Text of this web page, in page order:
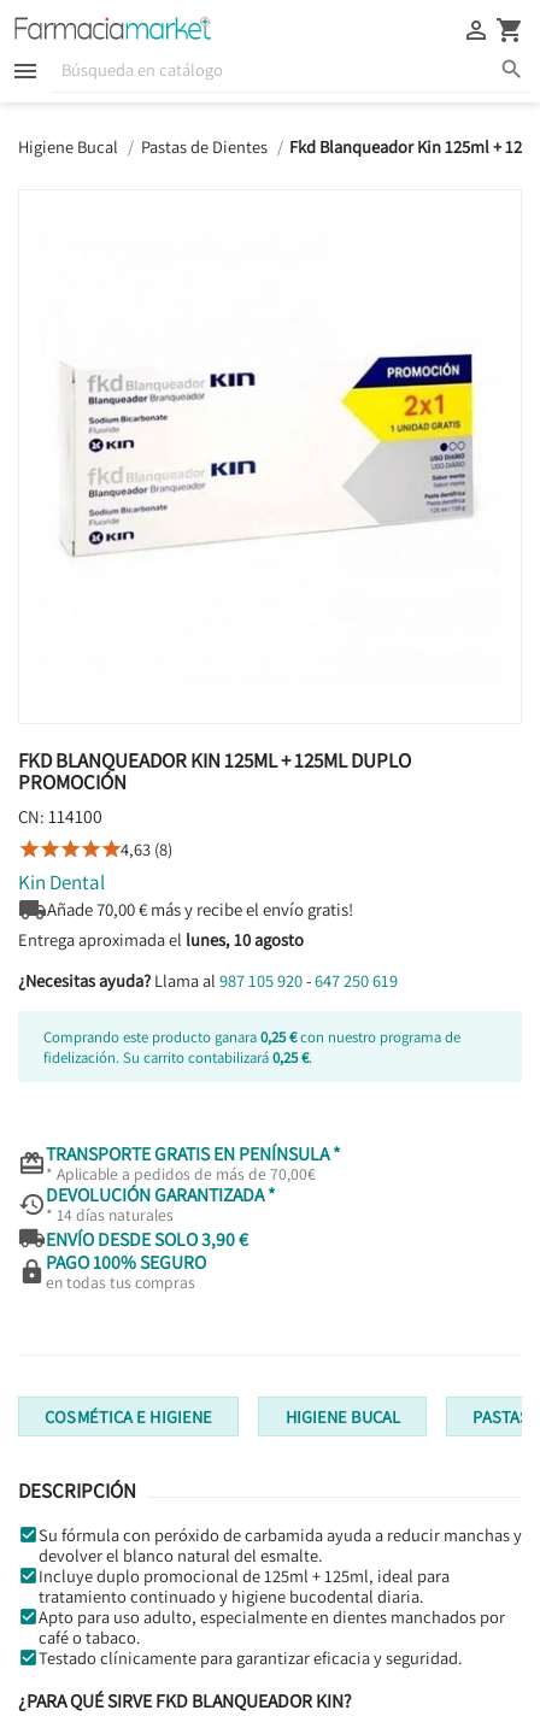
  
 
Higiene Bucal Pastas de Dientes Fkd Blanqueador Kin 125ml +
FKD BLANQUEADOR KIN 125ML + 125ML DUPLO
PROMOCIÓN
CN: 114100
4,63 (8)
Kin Dental
Añade70,00€ más y recibe el envío gratis!
Entrega aproximada el lunes, 10 agosto
¿Necesitas ayuda? Llama al 987 105 920-647 250 619
Comprando este producto ganara0,25 €con nuestro programa de
fidelización. Su carrito contabilizará0,25 €.
TRANSPORTE GRATIS EN PENÍNSULA *
* Aplicable a pedidos de más de 70,00€
DEVOLUCIÓN GARANTIZADA *
* 14 días naturales
ENVÍO DESDE SOLO 3,90 €
 PAGO 100% SEGURO
en todas tus compras
COSMÉTICA E HIGIENE HIGIENE BUCAL PASTAS
DESCRIPCIÓN
Su fórmula con peróxido de carbamida ayuda a reducir manchas y
devolver el blanco natural del esmalte.
Incluye duplo promocional de 125ml + 125ml, ideal para
tratamiento continuado y higiene bucodental diaria.
Apto para uso adulto, especialmente en dientes manchados por
café o tabaco.
Testado clínicamente para garantizar eficacia y seguridad.
¿PARA QUÉ SIRVE FKD BLANQUEADOR KIN?